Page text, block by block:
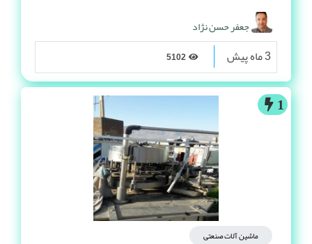
جعفر حسن نژاد
3 ماه پیش
1
ماشین آلات صنعتی